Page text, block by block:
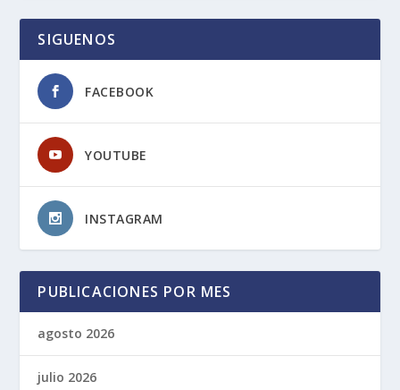
SIGUENOS
FACEBOOK
YOUTUBE
INSTAGRAM
PUBLICACIONES POR MES
agosto 2026
julio 2026